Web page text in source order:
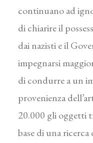
continuano ad
di chiarire il
dai nazisti e il
impegnarsi
di condurre a un
provenienza
20.000 gli oggetti
base di una